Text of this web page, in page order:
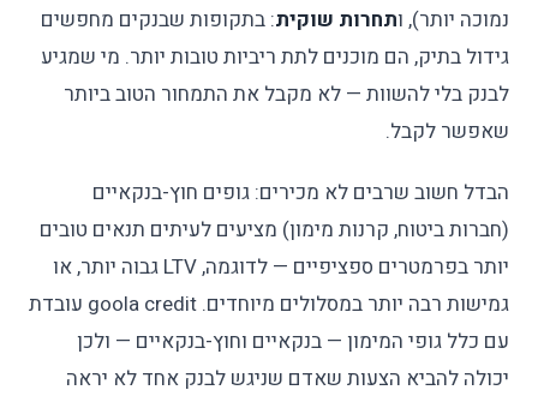
נמוכה יותר), ותחרות שוקית: בתקופות שבנקים מחפשים
גידול בתיק, הם מוכנים לתת ריביות טובות יותר. מי שמגיע
לבנק בלי להשוות — לא מקבל את התמחור הטוב ביותר
שאפשר לקבל.
הבדל חשוב שרבים לא מכירים: גופים חוץ-בנקאיים
(חברות ביטוח, קרנות מימון) מציעים לעיתים תנאים טובים
יותר בפרמטרים ספציפיים — לדוגמה, LTV גבוה יותר, או
גמישות רבה יותר במסלולים מיוחדים. goola credit עובדת
עם כלל גופי המימון — בנקאיים וחוץ-בנקאיים — ולכן
יכולה להביא הצעות שאדם שניגש לבנק אחד לא יראה